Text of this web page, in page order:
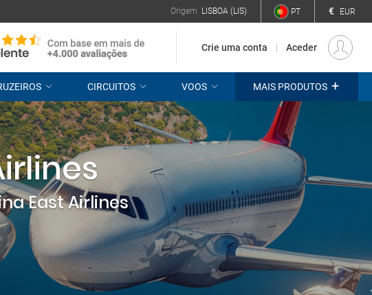
Origem LISBOA (LIS) PT € EUR
Crie uma conta Aceder
CIRCUITOS VOOS MAIS PRODUTOS +
East Airlines